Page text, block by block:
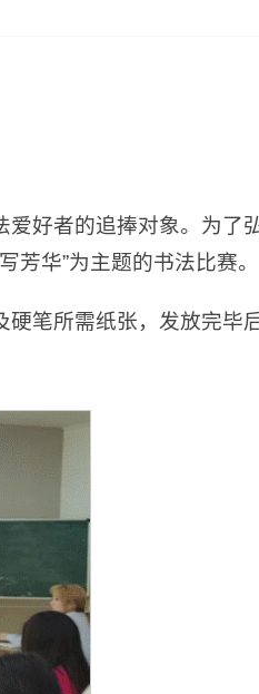
好者的追捧对象。为了
华”为主题的书法比赛。
笔所需纸张，发放完毕